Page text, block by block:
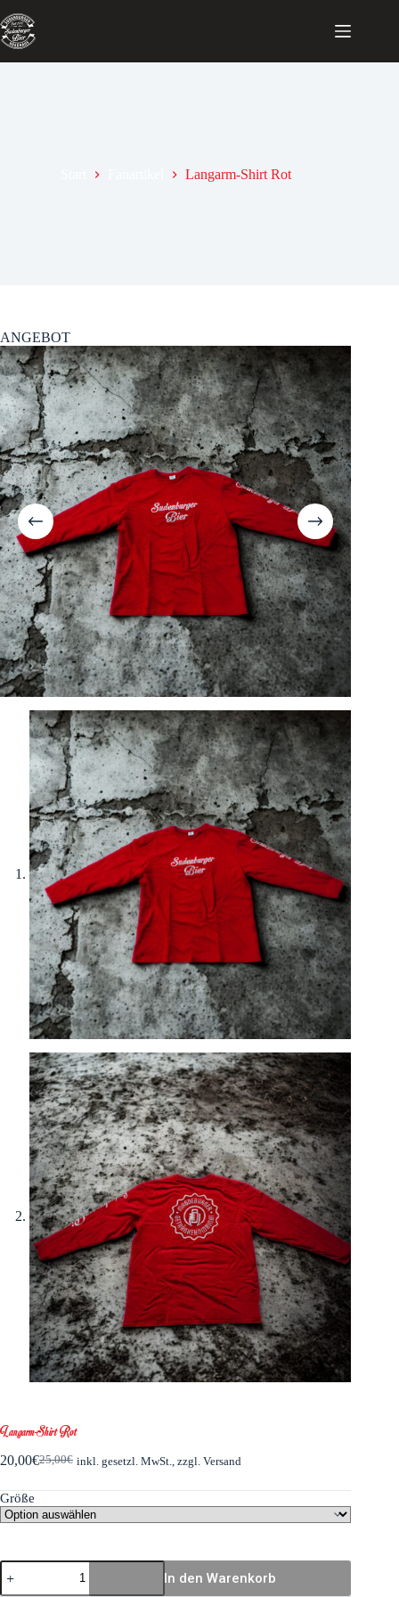
Langarm-Shirt Rot
ANGEBOT
Langarm-Shirt Rot
25,00€
20,00€ inkl. gesetzl. MwSt., zzgl. Versand
Größe
In den Warenkorb